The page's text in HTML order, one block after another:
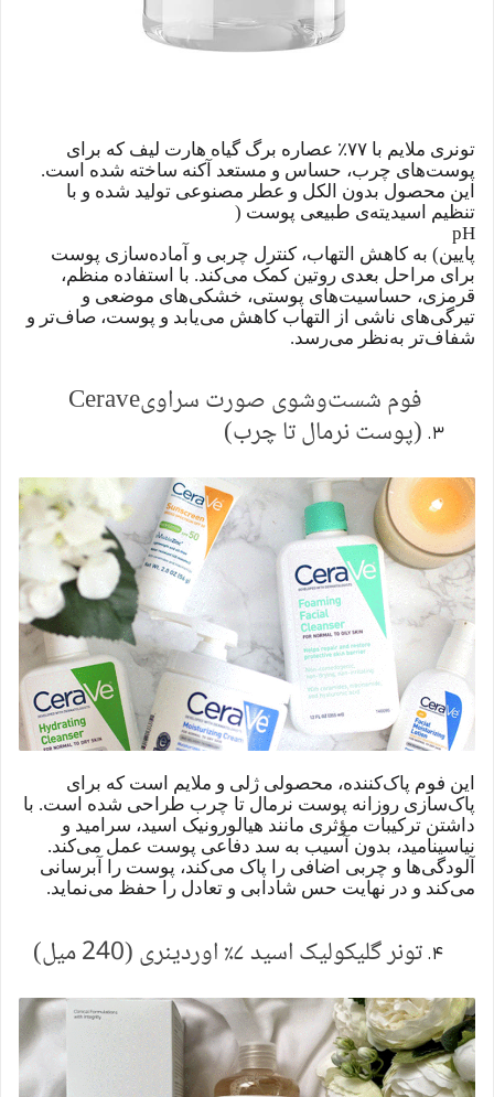
تونری ملایم با ۷۷٪ عصاره برگ گیاه هارت‌ لیف که برای
پوست‌های چرب، حساس و مستعد آکنه ساخته شده است.
این محصول بدون الکل و عطر مصنوعی تولید شده و با
تنظیم اسیدیته‌ی طبیعی پوست (
pH
پایین) به کاهش التهاب، کنترل چربی و آماده‌سازی پوست
برای مراحل بعدی روتین کمک می‌کند. با استفاده منظم،
قرمزی، حساسیت‌های پوستی، خشکی‌های موضعی و
تیرگی‌های ناشی از التهاب کاهش می‌یابد و پوست، صاف‌تر و
شفاف‌تر به‌نظر می‌رسد.
فوم شست‌وشوی صورت سراویCerave
(پوست نرمال تا چرب)
این فوم پاک‌کننده، محصولی ژلی و ملایم است که برای
پاک‌سازی روزانه پوست نرمال تا چرب طراحی شده است. با
داشتن ترکیبات مؤثری مانند هیالورونیک اسید، سرامید و
نیاسینامید، بدون آسیب به سد دفاعی پوست عمل می‌کند.
آلودگی‌ها و چربی اضافی را پاک می‌کند، پوست را آبرسانی
می‌کند و در نهایت حس شادابی و تعادل را حفظ می‌نماید.
تونر گلیکولیک اسید ۷٪ اوردینری (240 میل)